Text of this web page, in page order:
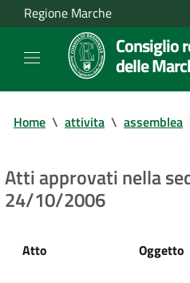
Regione Marche
Consiglio
delle
Home \ attivita \ assemblea
Atti approvati nella
24/10/2006
Atto Oggetto